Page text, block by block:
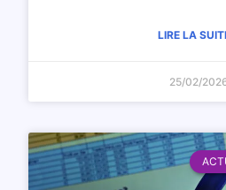
LIRE LA
25/02/